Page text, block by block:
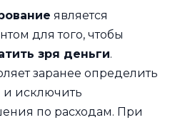
является
для того, чтобы
зря деньги.
заранее определить
исключить
по расходам. При